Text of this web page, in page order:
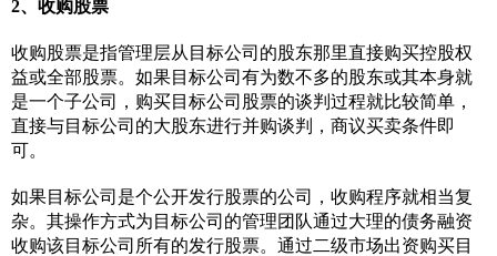
2、收购股票
收购股票是指管理层从目标公司的股东那里直接购买控股权
益或全部股票。如果目标公司有为数不多的股东或其本身就
是一个子公司，购买目标公司股票的谈判过程就比较简单，
直接与目标公司的大股东进行并购谈判，商议买卖条件即
可。
如果目标公司是个公开发行股票的公司，收购程序就相当复
杂。其操作方式为目标公司的管理团队通过大理的债务融资
收购该目标公司所有的发行股票。通过二级市场出资购买目